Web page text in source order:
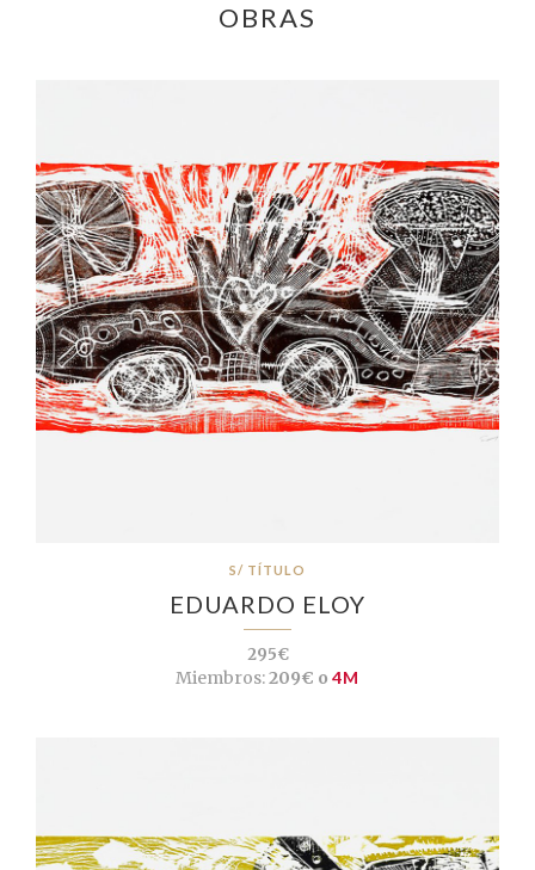
OBRAS
S/ TÍTULO
EDUARDO ELOY
295€
Miembros:209€ o 4M